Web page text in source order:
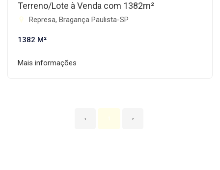
Terreno/Lote à Venda com 1382m²
Represa, Bragança Paulista-SP
1382 M²
Mais informações
‹ 1 ›